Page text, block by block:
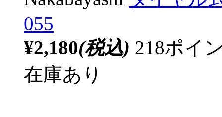
055
¥2,180(税込) 218ポイ
在庫あり